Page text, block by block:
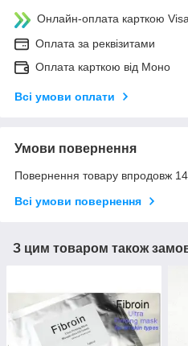
Онлайн-оплата карткою
Оплата за реквізитами
Оплата карткою від Моно
Всі умови оплати
Умови повернення
Повернення товару впродовж
Всі умови повернення
З цим товаром також